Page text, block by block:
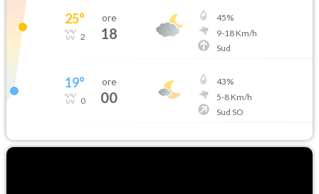
25°
2
ore
18
45%
9-18Km/h
Sud
19°
0
ore
00
43%
5-8Km/h
Sud SO